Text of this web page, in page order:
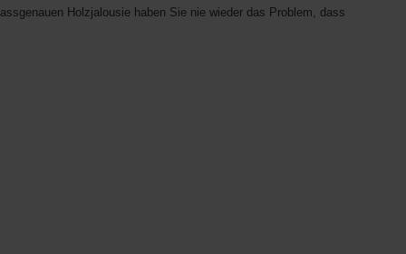
Holzjalousie haben Sie nie wieder das Problem, dass